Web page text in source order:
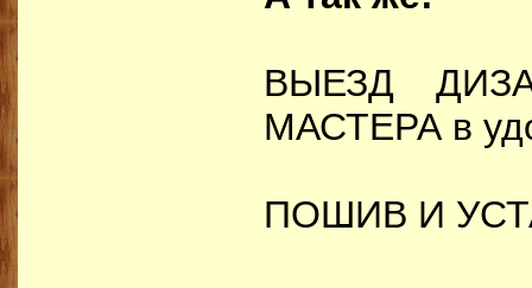
ВЫЕЗД
МАСТЕРА в
ПОШИВ И